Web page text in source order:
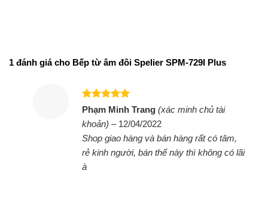
Bếp từ đôi Spelier SPM-928I Plus
1 đánh giá cho Bếp từ âm đôi Spelier SPM-729I Plus
Được xếp
hạng
sao
Phạm Minh Trang(xác minh chủ tài
khoản) – 12/04/2022
Shop giao hàng và bán hàng rất có tâm,
rẻ kinh người, bán thế này thì không có lãi
à